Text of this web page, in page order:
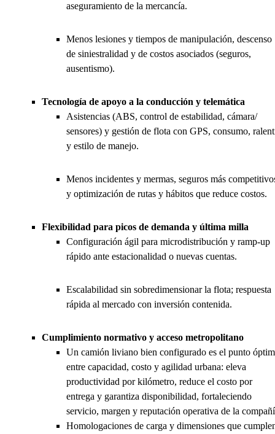
aseguramiento de la mercancía.
Menos lesiones y tiempos de manipulación, descenso
de siniestralidad y de costos asociados (seguros,
ausentismo).
Tecnología de apoyo a la conducción y telemática
Asistencias (ABS, control de estabilidad, cámara/
sensores) y gestión de flota con GPS, consumo,
y estilo de manejo.
Menos incidentes y mermas, seguros más
y optimización de rutas y hábitos que reduce costos.
Flexibilidad para picos de demanda y última milla
Configuración ágil para microdistribución y ramp-up
rápido ante estacionalidad o nuevas cuentas.
Escalabilidad sin sobredimensionar la flota; respuesta
rápida al mercado con inversión contenida.
Cumplimiento normativo y acceso metropolitano
Un camión liviano bien configurado es el punto
entre capacidad, costo y agilidad urbana: eleva
productividad por kilómetro, reduce el costo por
entrega y garantiza disponibilidad, fortaleciendo
servicio, margen y reputación operativa de la
Homologaciones de carga y dimensiones que